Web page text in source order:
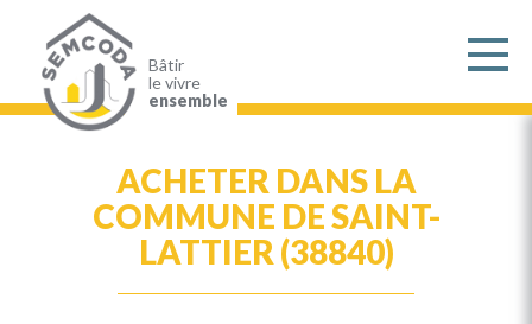
contenu
principal
Bâtir
le vivre
ensemble
ACHETER DANS LA
COMMUNE DE SAINT-
LATTIER (38840)